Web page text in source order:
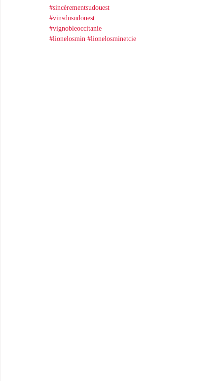
#sincèrementsudouest
#vinsdusudouest
#vignobleoccitanie
#lionelosmin #lionelosminetcie